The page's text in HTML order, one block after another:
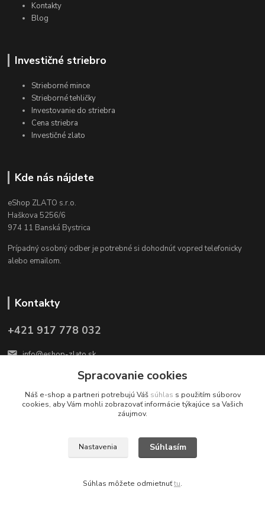
Kontakty
Blog
Investičné striebro
Strieborné mince
Strieborné tehličky
Investovanie do striebra
Cena striebra
Investičné zlato
Kde nás nájdete
eShop ZLATO s.r.o.
Haškova 5256/6
974 11 Banská Bystrica
Prípadný osobný odber je potrebné si dohodnúť vopred telefonicky
alebo emailom.
Kontakty
+421 917 778 032
info@eshop-zlato.sk
eShop STRIEBRO je internetovým obchodom s investičným striebrom.
Informácie na tejto webovej stránke nie sú investičným odporúčaním.
Copyright ©2026 eshop-zlato.sk
Spracovanie cookies
Náš e-shop a partneri potrebujú Váš súhlas s použitím súborov
cookies, aby Vám mohli zobrazovať informácie týkajúce sa Vašich
záujmov.
Nastavenia Súhlasím
Súhlas môžete odmietnuťtu.